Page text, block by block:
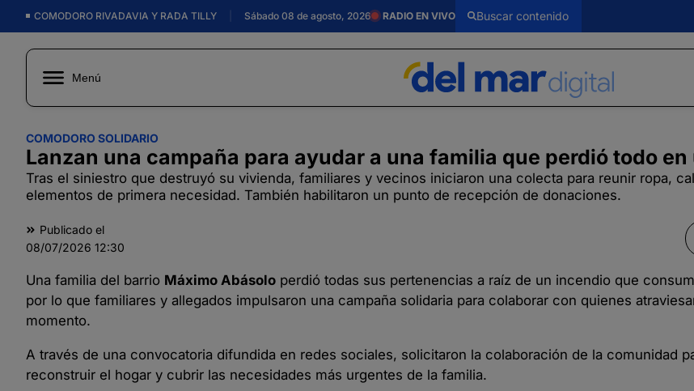
COMODORO RIVADAVIA Y RADA TILLY Sábado 08 de agosto, 2026 RADIO EN VIVO
Menú
COMODORO SOLIDARIO
Lanzan una campaña para ayudar a una familia que perdió todo
Tras el siniestro que destruyó su vivienda, familiares y vecinos iniciaron una colecta para reunir ropa,
elementos de primera necesidad. También habilitaron un punto de recepción de donaciones.
Publicado el
08/07/2026 12:30
Una familia del barrio Máximo Abásolo perdió todas sus pertenencias a raíz de un incendio que
por lo que familiares y allegados impulsaron una campaña solidaria para colaborar con quienes
momento.
A través de una convocatoria difundida en redes sociales, solicitaron la colaboración de la comunidad
reconstruir el hogar y cubrir las necesidades más urgentes de la familia.